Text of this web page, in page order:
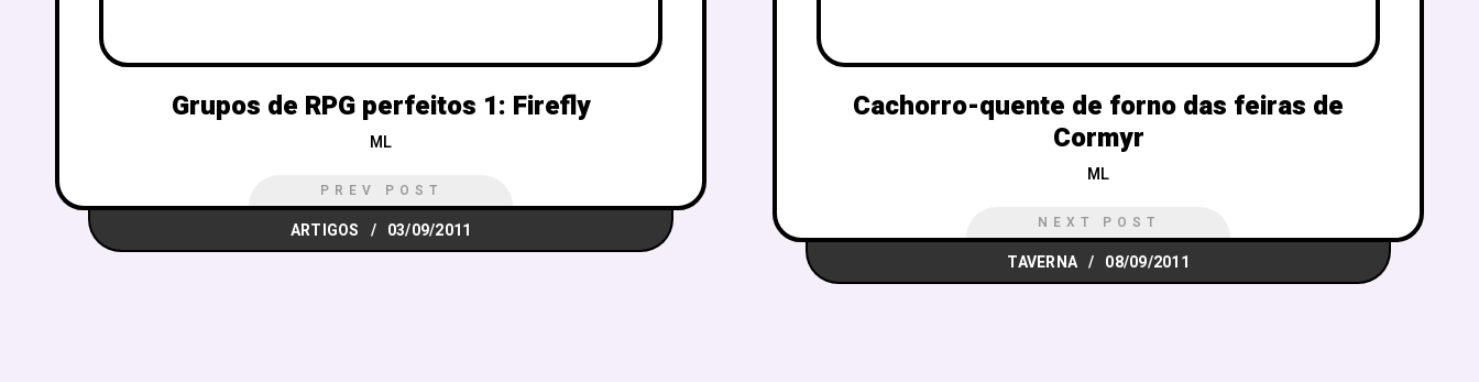
Grupos de RPG perfeitos 1: Firefly
ML
PREV POST
ARTIGOS 03/09/2011
Cachorro-quente de forno das feiras de
Cormyr
ML
NEXT POST
TAVERNA 08/09/2011